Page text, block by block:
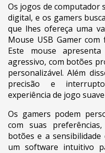
Os jogos de computador
digital, e os gamers
que lhes ofereça uma
Mouse USB Gamer com
Este mouse
agressivo, com botões
personalizável. Além
precisão e
experiência de jogo
Os gamers podem
com suas
botões e a sensibilidade
um software intuitivo